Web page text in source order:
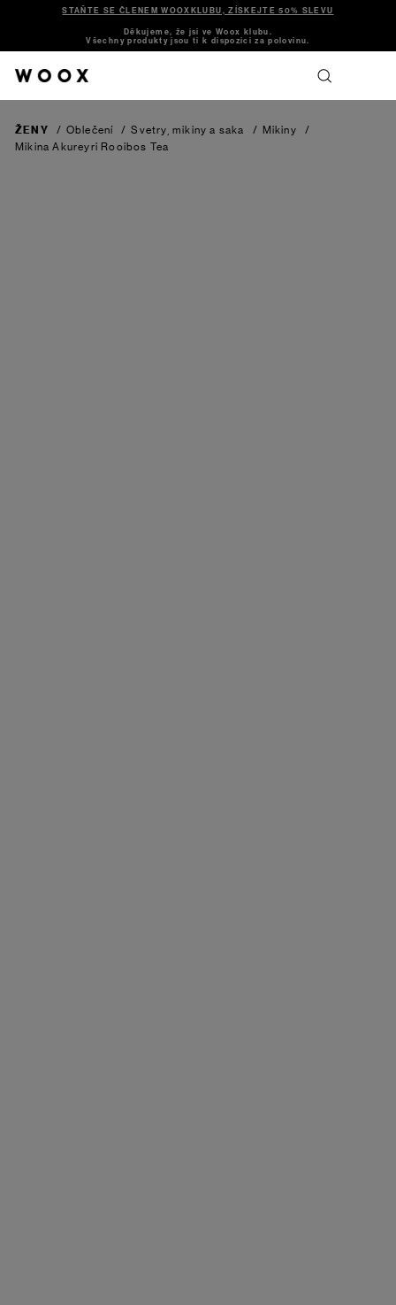
STAŇTE SE ČLENEM WOOXKLUBU, ZÍSKEJTE 50% SLEVU
Děkujeme, že jsi ve Woox klubu.
Všechny produkty jsou ti k dispozici za polovinu.
ŽENY / Oblečení / Svetry, mikiny a saka / Mikiny
/
Mikina Akureyri Rooibos Tea